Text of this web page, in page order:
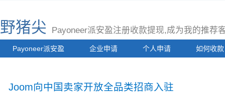
野猪尖 Payoneer派安盈注册收款提现,成为我的推荐
Payoneer派安盈 企业申请 个人申请 如何收款
Joom向中国卖家开放全品类招商入驻